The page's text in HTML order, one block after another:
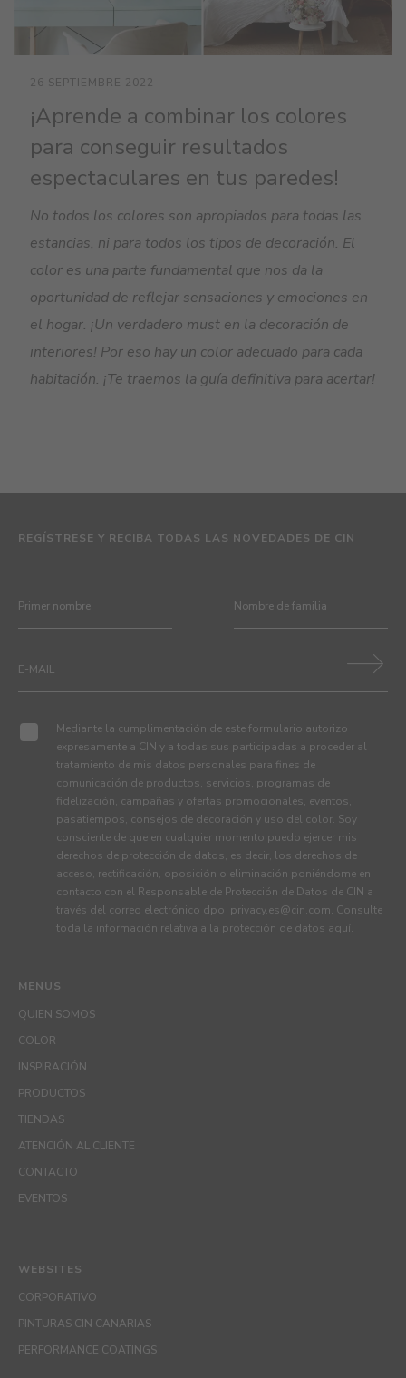
¡Aprende a combinar los colores
para conseguir resultados
espectaculares en tus paredes!
26 SEPTIEMBRE 2022
No todos los colores son apropiados para todas las
estancias, ni para todos los tipos de decoración. El
color es una parte fundamental que nos da la
oportunidad de reflejar sensaciones y emociones en
el hogar. ¡Un verdadero must en la decoración de
interiores! Por eso hay un color adecuado para cada
habitación. ¡Te traemos la guía definitiva para acertar!
MENUS
QUIEN SOMOS
COLOR
INSPIRACIÓN
PRODUCTOS
TIENDAS
ATENCIÓN AL CLIENTE
CONTACTO
EVENTOS
REGÍSTRESE Y RECIBA TODAS LAS NOVEDADES DE CIN
Mediante la cumplimentación de este formulario autorizo
expresamente a CIN y a todas sus participadas a proceder al
tratamiento de mis datos personales para fines de
comunicación de productos, servicios, programas de
fidelización, campañas y ofertas promocionales, eventos,
pasatiempos, consejos de decoración y uso del color. Soy
consciente de que en cualquier momento puedo ejercer mis
derechos de protección de datos, es decir, los derechos de
acceso, rectificación, oposición o eliminación poniéndome en
contacto con el Responsable de Protección de Datos de CIN a
través del correo electrónico dpo_privacy.es@cin.com. Consulte
toda la información relativa a la protección de datos aquí.
WEBSITES
CORPORATIVO
PINTURAS CIN CANARIAS
PERFORMANCE COATINGS